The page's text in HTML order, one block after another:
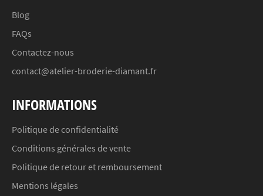
Blog
FAQs
Contactez-nous
contact@atelier-broderie-diamant.fr
INFORMATIONS
Politique de confidentialité
Conditions générales de vente
Politique de retour et remboursement
Mentions légales